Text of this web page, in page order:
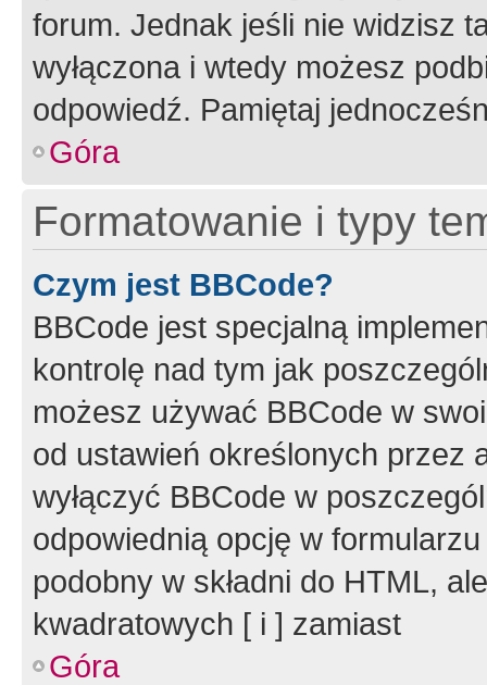
forum. Jednak jeśli nie widzisz
wyłączona i wtedy możesz
odpowiedź. Pamiętaj
Góra
Formatowanie i typy
Czym jest BBCode?
BBCode jest specjalną
kontrolę nad tym jak
możesz używać BBCode w
od ustawień określonych przez
wyłączyć BBCode w
odpowiednią opcję w
podobny w składni do HTML,
kwadratowych [ i ] zamiast
Góra